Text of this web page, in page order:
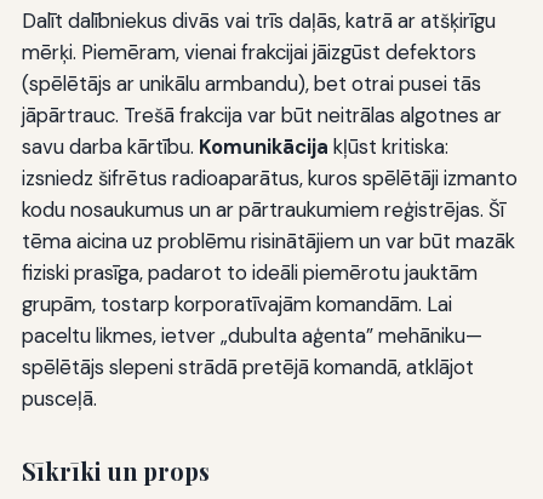
Dalīt dalībniekus divās vai trīs daļās, katrā ar atšķirīgu
mērķi. Piemēram, vienai frakcijai jāizgūst defektors
(spēlētājs ar unikālu armbandu), bet otrai pusei tās
jāpārtrauc. Trešā frakcija var būt neitrālas algotnes ar
savu darba kārtību. Komunikācija kļūst kritiska:
izsniedz šifrētus radioaparātus, kuros spēlētāji izmanto
kodu nosaukumus un ar pārtraukumiem reģistrējas. Šī
tēma aicina uz problēmu risinātājiem un var būt mazāk
fiziski prasīga, padarot to ideāli piemērotu jauktām
grupām, tostarp korporatīvajām komandām. Lai
paceltu likmes, ietver „dubulta aģenta” mehāniku—
spēlētājs slepeni strādā pretējā komandā, atklājot
pusceļā.
Sīkrīki un props